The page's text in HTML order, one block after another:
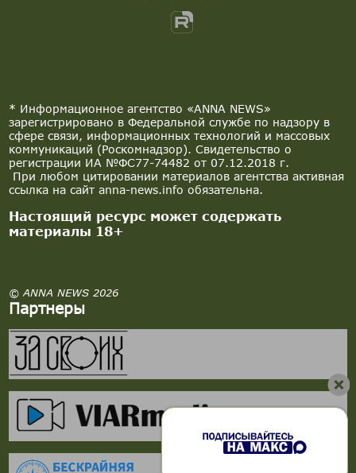
* Информационное агентство «ANNA NEWS»
зарегистрировано в Федеральной службе по надзору в
сфере связи, информационных технологий и массовых
коммуникаций (Роскомнадзор). Свидетельство о
регистрации ИА №ФС77-74482 от 07.12.2018 г.
При любом цитировании материалов агентства активная
ссылка на сайт anna-news.info обязательна.
Настоящий ресурс может содержать
материалы 18+
© ANNA NEWS 2026
Партнеры